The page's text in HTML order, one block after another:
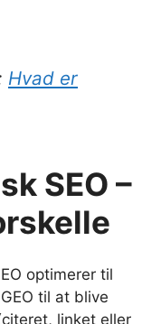
Hvad er
SEO –
optimerer til
til at blive
linket eller